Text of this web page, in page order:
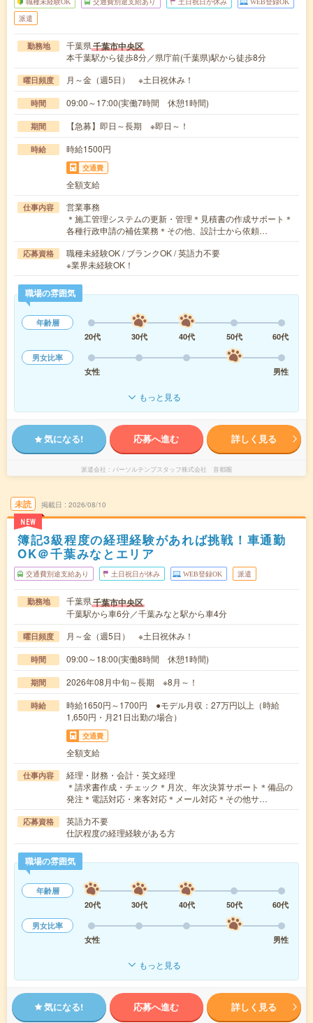
派遣
勤務地 千葉県千葉市中央区
本千葉駅から徒歩8分／県庁前(千葉県)駅から徒歩8分
曜日頻度 月～金（週5日） ※土日祝休み！
時間 09:00～17:00(実働7時間 休憩1時間)
期間 【急募】即日～長期 ※即日～！
時給 時給1500円
交通費
全額支給
仕事内容
営業事務
＊施工管理システムの更新・管理＊見積書の作成サポート＊
各種行政申請の補佐業務＊その他、設計士から依頼…
応募資格
職種未経験OK / ブランクOK / 英語力不要
※業界未経験OK！
職場の雰囲気
年齢層
20代
30代 40代 50代
60代
男女比率
女性
男性
もっと見る
気になる! 応募へ進む 詳しく見る
派遣会社 パーソルテンプスタッフ株式会社 首都圏
未読
NEW
掲載日 2026/08/10
簿記3級程度の経理経験があれば挑戦！車通勤
OK＠千葉みなとエリア
交通費別途支給あり 土日祝日が休み WEB登録OK 派遣
勤務地 千葉県千葉市中央区
千葉駅から車6分／千葉みなと駅から車4分
曜日頻度 月～金（週5日） ※土日祝休み！
時間 09:00～18:00(実働8時間 休憩1時間)
期間 2026年08月中旬～長期 ※8月～！
時給
時給1650円～1700円 ●モデル月収：27万円以上（時給
1,650円・月21日出勤の場合）
交通費
全額支給
仕事内容
経理・財務・会計・英文経理
＊請求書作成・チェック＊月次、年次決算サポート＊備品の
発注＊電話対応・来客対応＊メール対応＊その他サ…
応募資格
英語力不要
仕訳程度の経理経験がある方
職場の雰囲気
年齢層
20代
30代 40代 50代
60代
男女比率
女性
男性
もっと見る
気になる! 応募へ進む 詳しく見る